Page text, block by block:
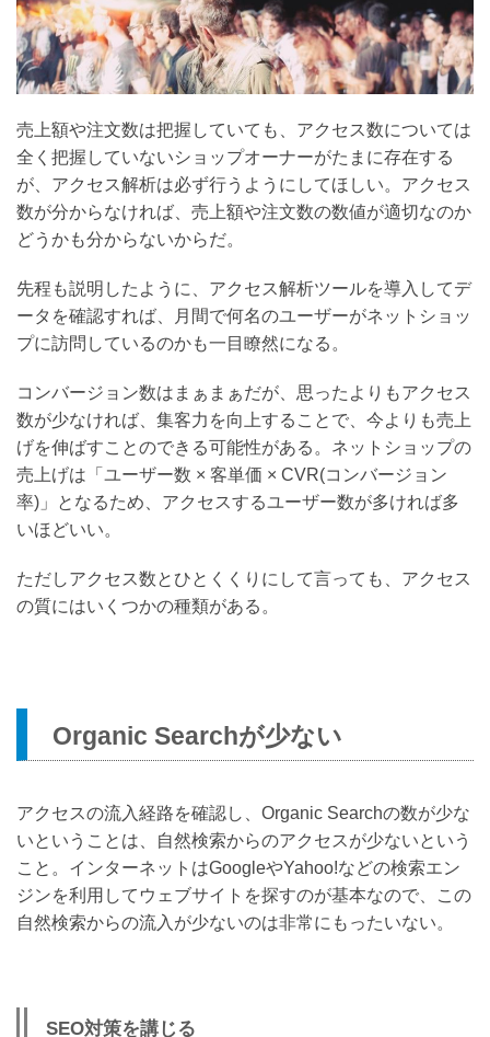
売上額や注文数は把握していても、アクセス数については
全く把握していないショップオーナーがたまに存在する
が、アクセス解析は必ず行うようにしてほしい。アクセス
数が分からなければ、売上額や注文数の数値が適切なのか
どうかも分からないからだ。
先程も説明したように、アクセス解析ツールを導入してデ
ータを確認すれば、月間で何名のユーザーがネットショッ
プに訪問しているのかも一目瞭然になる。
コンバージョン数はまぁまぁだが、思ったよりもアクセス
数が少なければ、集客力を向上することで、今よりも売上
げを伸ばすことのできる可能性がある。ネットショップの
売上げは「ユーザー数 × 客単価 × CVR(コンバージョン
率)」となるため、アクセスするユーザー数が多ければ多
いほどいい。
ただしアクセス数とひとくくりにして言っても、アクセス
の質にはいくつかの種類がある。
Organic Searchが少ない
アクセスの流入経路を確認し、Organic Searchの数が少な
いということは、自然検索からのアクセスが少ないという
こと。インターネットはGoogleやYahoo!などの検索エン
ジンを利用してウェブサイトを探すのが基本なので、この
自然検索からの流入が少ないのは非常にもったいない。
SEO対策を講じる